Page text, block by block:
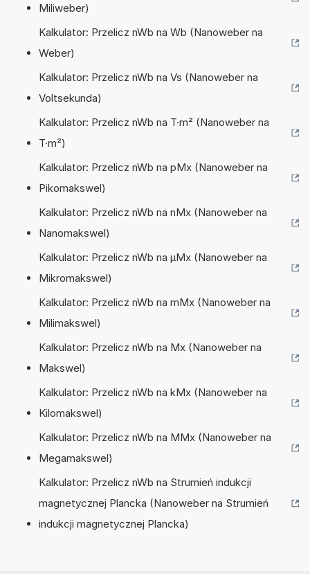
Miliweber)
Kalkulator: Przelicz nWb na Wb (Nanoweber na
Weber)
Kalkulator: Przelicz nWb na Vs (Nanoweber na
Voltsekunda)
Kalkulator: Przelicz nWb na T·m² (Nanoweber na
T·m²)
Kalkulator: Przelicz nWb na pMx (Nanoweber na
Pikomakswel)
Kalkulator: Przelicz nWb na nMx (Nanoweber na
Nanomakswel)
Kalkulator: Przelicz nWb na µMx (Nanoweber na
Mikromakswel)
Kalkulator: Przelicz nWb na mMx (Nanoweber na
Milimakswel)
Kalkulator: Przelicz nWb na Mx (Nanoweber na
Makswel)
Kalkulator: Przelicz nWb na kMx (Nanoweber na
Kilomakswel)
Kalkulator: Przelicz nWb na MMx (Nanoweber na
Megamakswel)
Kalkulator: Przelicz nWb na Strumień indukcji
magnetycznej Plancka (Nanoweber na Strumień
indukcji magnetycznej Plancka)